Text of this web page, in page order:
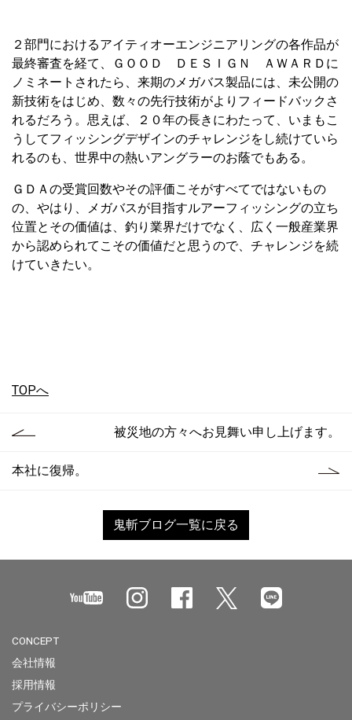
２部門におけるアイティオーエンジニアリングの各作品が
最終審査を経て、ＧＯＯＤ ＤＥＳＩＧＮ ＡＷＡＲＤに
ノミネートされたら、来期のメガバス製品には、未公開の
新技術をはじめ、数々の先行技術がよりフィードバックさ
れるだろう。思えば、２０年の長きにわたって、いまもこ
うしてフィッシングデザインのチャレンジをし続けていら
れるのも、世界中の熱いアングラーのお蔭でもある。
ＧＤＡの受賞回数やその評価こそがすべてではないもの
の、やはり、メガバスが目指すルアーフィッシングの立ち
位置とその価値は、釣り業界だけでなく、広く一般産業界
から認められてこその価値だと思うので、チャレンジを続
けていきたい。
TOPへ
被災地の方々へお見舞い申し上げます。
本社に復帰。
鬼斬ブログ一覧に戻る
CONCEPT
会社情報
採用情報
プライバシーポリシー